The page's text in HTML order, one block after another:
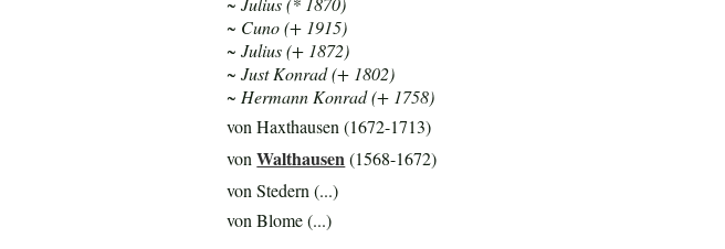
~ Cuno (+ 1915)
~ Julius (+ 1872)
~ Just Konrad (+ 1802)
~ Hermann Konrad (+ 1758)
von Haxthausen (1672-1713)
vonWalthausen(1568-1672)
von Stedern (...)
von Blome (...)